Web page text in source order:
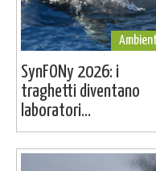
SynFONy 2026: i
traghetti diventano
laboratori...